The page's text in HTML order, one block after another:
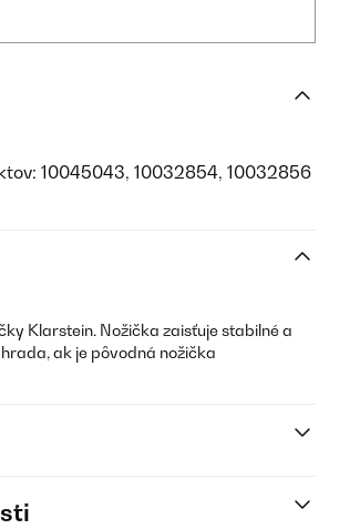
10045043, 10032854, 10032856
Klarstein. Nožička zaisťuje stabilné a
ak je pôvodná nožička